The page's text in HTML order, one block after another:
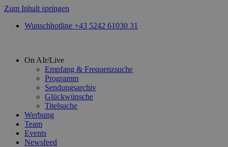
Zum Inhalt springen
Wunschhotline +43 5242 61030 31
On AIr/Live
Empfang & Frequenzsuche
Programm
Sendungsarchiv
Glückwünsche
Titelsuche
Werbung
Team
Events
Newsfeed